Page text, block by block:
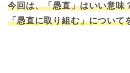
今回は、「愚直」はいい意味
「愚直に取り組む」について